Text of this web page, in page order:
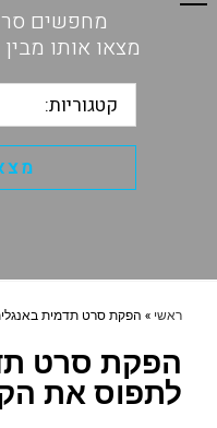
מחפשים
מצאו אותו
ראשי » הפקת סרט תדמית
הפקת סרט
לתפוס את